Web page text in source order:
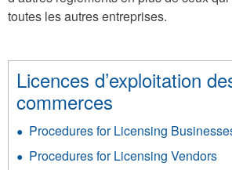
toutes les autres entreprises.
Licences d’exploitation
commerces
Procedures for Licensing
Procedures for Licensing Vendors